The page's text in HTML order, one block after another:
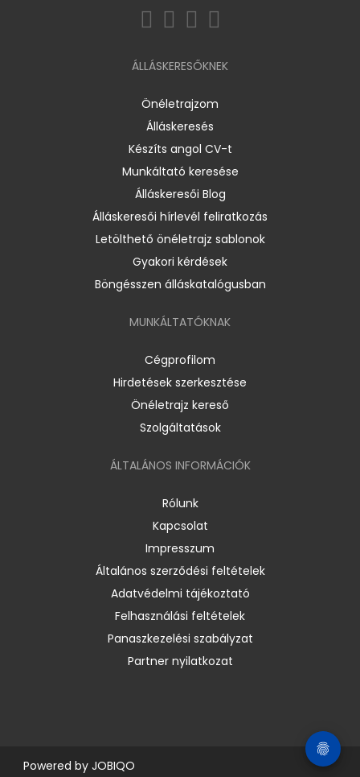
ÁLLÁSKERESŐKNEK
Önéletrajzom
Álláskeresés
Készíts angol CV-t
Munkáltató keresése
Álláskeresői Blog
Álláskeresői hírlevél feliratkozás
Letölthető önéletrajz sablonok
Gyakori kérdések
Böngésszen álláskatalógusban
MUNKÁLTATÓKNAK
Cégprofilom
Hirdetések szerkesztése
Önéletrajz kereső
Szolgáltatások
ÁLTALÁNOS INFORMÁCIÓK
Rólunk
Kapcsolat
Impresszum
Általános szerződési feltételek
Adatvédelmi tájékoztató
Felhasználási feltételek
Panaszkezelési szabályzat
Partner nyilatkozat
Powered by JOBIQO